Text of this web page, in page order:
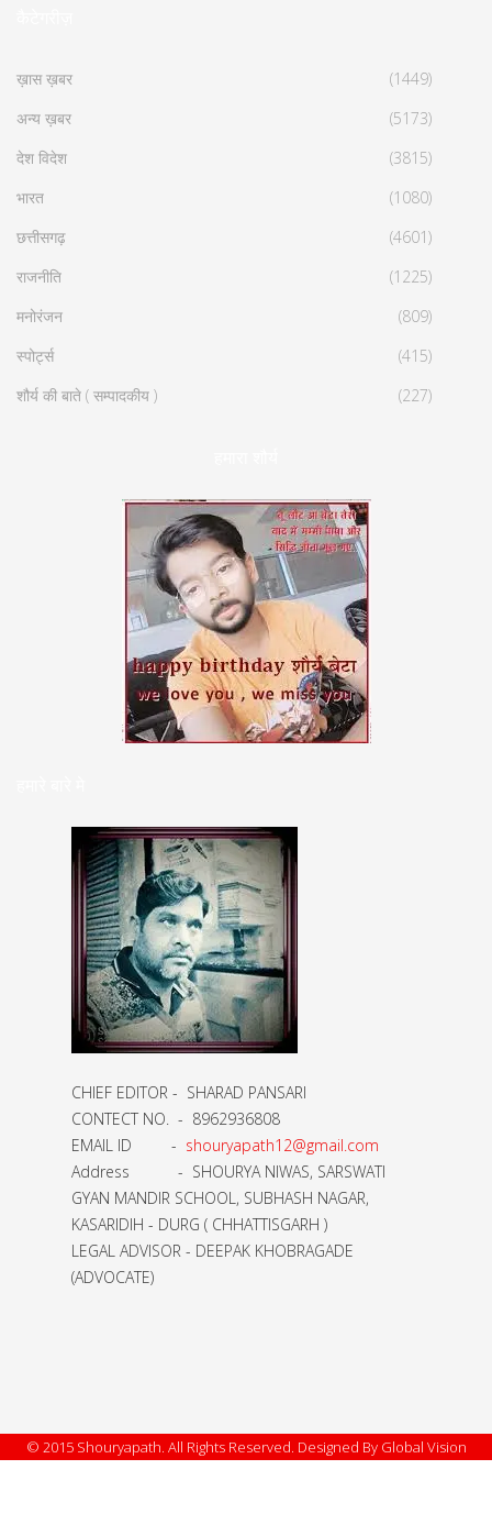
ख़ास ख़बर
(1449)
अन्य ख़बर
(5173)
देश विदेश
(3815)
भारत
(1080)
छत्तीसगढ़
(4601)
राजनीति
(1225)
मनोरंजन
(809)
स्पोर्ट्स
(415)
शौर्य की बाते ( सम्पादकीय )
(227)
CHIEF EDITOR - SHARAD PANSARI
CONTECT NO. - 8962936808
EMAIL ID - shouryapath12@gmail.com
Address - SHOURYA NIWAS, SARSWATI
GYAN MANDIR SCHOOL, SUBHASH NAGAR,
KASARIDIH - DURG ( CHHATTISGARH )
LEGAL ADVISOR - DEEPAK KHOBRAGADE
(ADVOCATE)
© 2015 Shouryapath. All Rights Reserved. Designed By Global Vision